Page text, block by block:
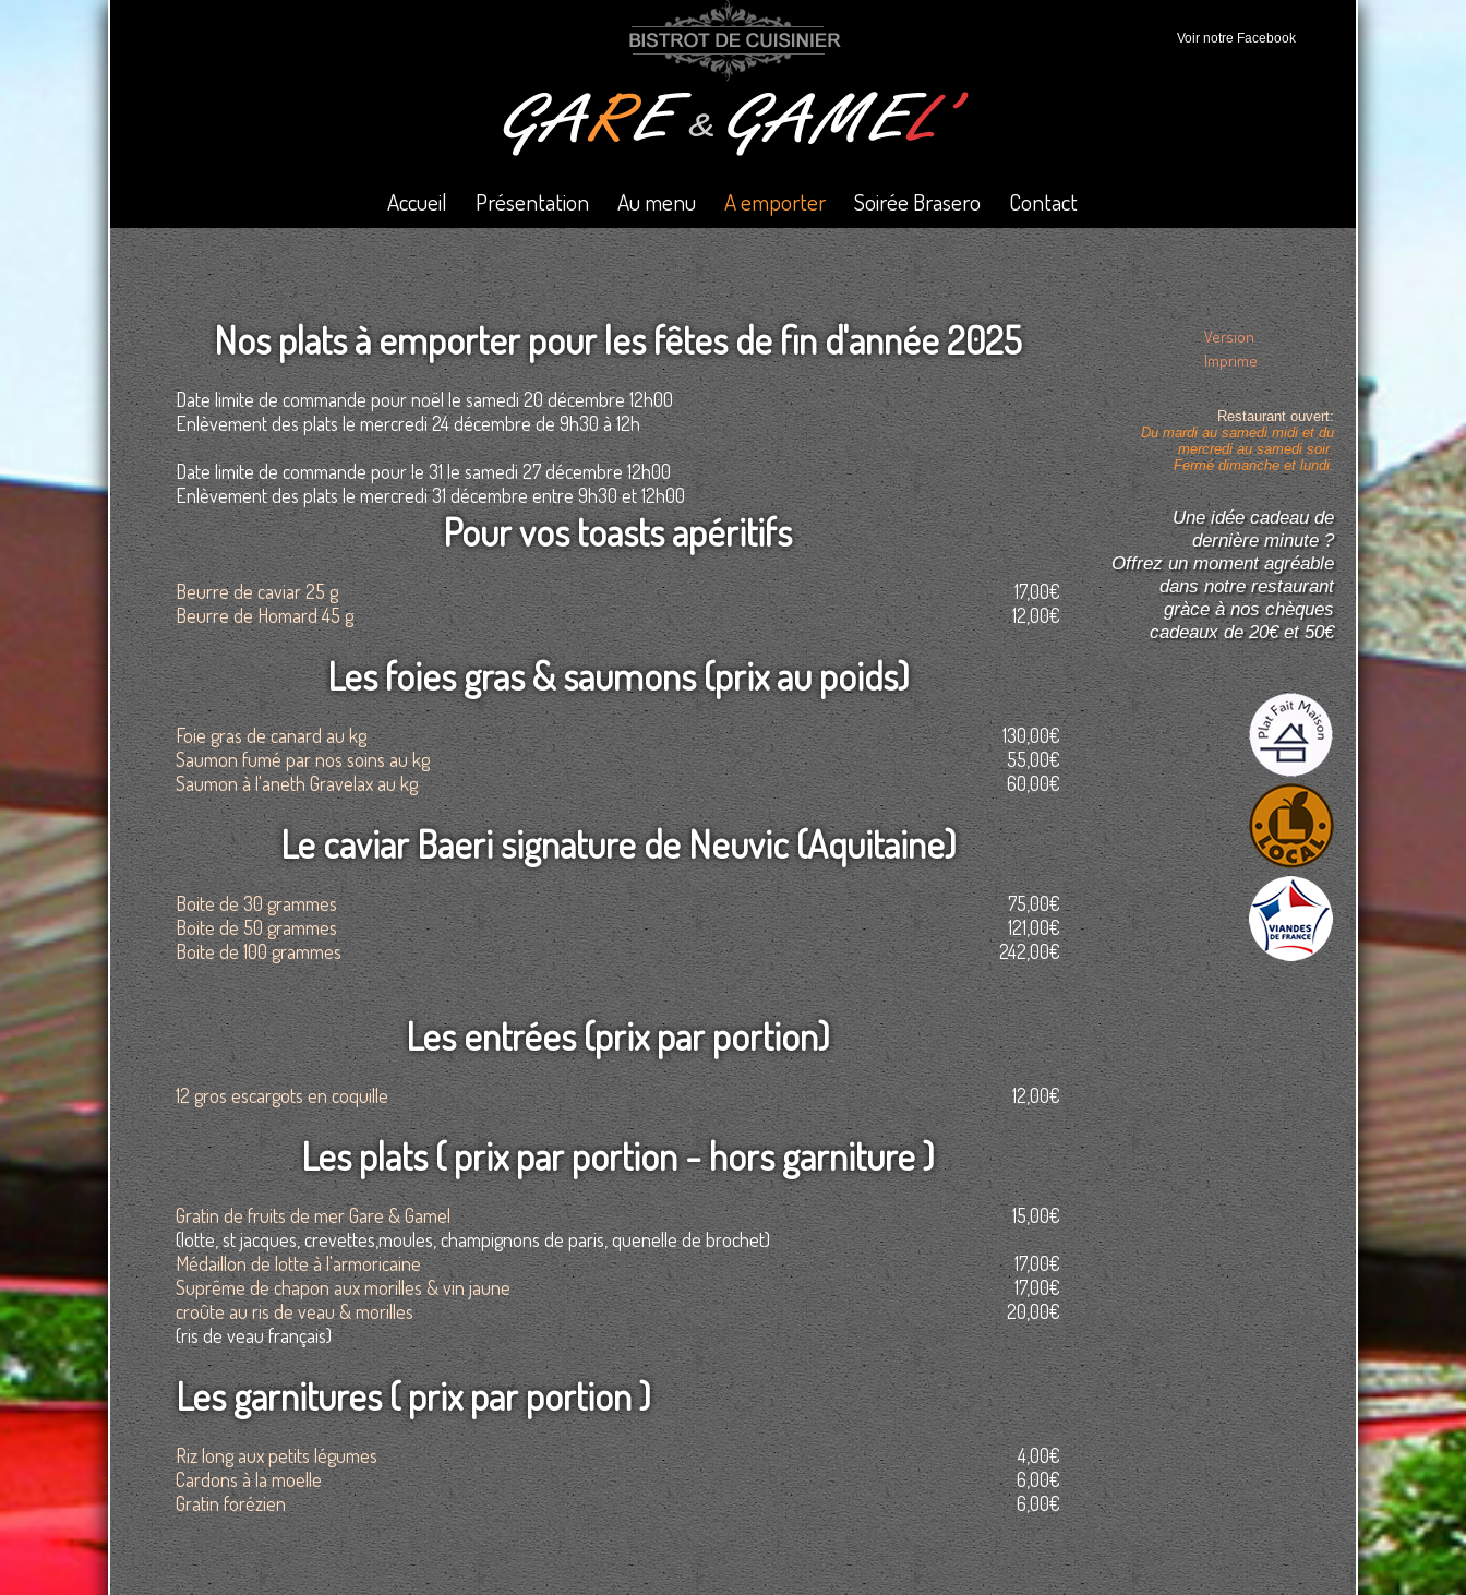
Voir notre Facebook
Accueil Présentation Au menu A emporter Soirée Brasero Contact
Nos plats à emporter pour les fêtes de fin d'année 2025
Date limite de commande pour noël le samedi 20 décembre 12h00
Enlèvement des plats le mercredi 24 décembre de 9h30 à 12h
Date limite de commande pour le 31 le samedi 27 décembre 12h00
Enlèvement des plats le mercredi 31 décembre entre 9h30 et 12h00
Pour vos toasts apéritifs
Beurre de caviar 25 g
17,00€
Beurre de Homard 45 g
12,00€
Les foies gras & saumons (prix au poids)
Foie gras de canard au kg
130,00€
Saumon fumé par nos soins au kg
55,00€
Saumon à l'aneth Gravelax au kg
60,00€
Le caviar Baeri signature de Neuvic (Aquitaine)
Boite de 30 grammes
75,00€
Boite de 50 grammes
121,00€
Boite de 100 grammes
242,00€
Les entrées (prix par portion)
12 gros escargots en coquille 12,00€
Les plats ( prix par portion - hors garniture )
Gratin de fruits de mer Gare & Gamel
15,00€
(lotte, st jacques, crevettes,moules, champignons de paris, quenelle de brochet)
Médaillon de lotte à l'armoricaine
17,00€
Suprême de chapon aux morilles & vin jaune
17,00€
croûte au ris de veau & morilles
20,00€
(ris de veau français)
Les garnitures ( prix par portion )
Riz long aux petits légumes
4,00€
Cardons à la moelle
6,00€
Gratin forézien
6,00€
Version
Imprime
.
Restaurant ouvert:
Du mardi au samedi midi et du
mercredi au samedi soir.
Fermé dimanche et lundi.
Une idée cadeau de
dernière minute ?
Offrez un moment agréable
dans notre restaurant
gràce à nos chèques
cadeaux de 20€ et 50€